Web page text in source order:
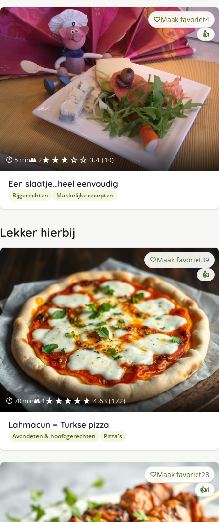
⏱ 5 min👥 2★★★☆☆ 3.4 (10)
Maak favoriet4
👍
Een slaatje…heel eenvoudig
Bijgerechten Makkelijke recepten
Lekker hierbij
⏱ 70 min👥 1★★★★★ 4.63 (172)
Maak favoriet39
👍
Lahmacun = Turkse pizza
Avondeten & hoofdgerechten Pizza's
Maak favoriet28
👍1